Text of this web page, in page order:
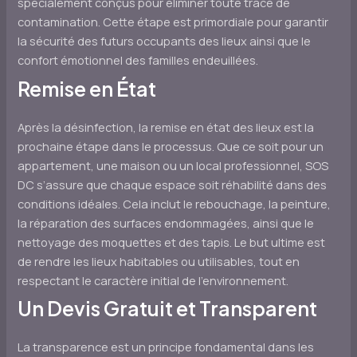
contamination. Cette étape est primordiale pour garantir
la sécurité des futurs occupants des lieux ainsi que le
confort émotionnel des familles endeuillées.
Remise en État
Après la désinfection, la remise en état des lieux est la
prochaine étape dans le processus. Que ce soit pour un
appartement, une maison ou un local professionnel, SOS
DC s’assure que chaque espace soit réhabilité dans des
conditions idéales. Cela inclut le rebouchage, la peinture,
la réparation des surfaces endommagées, ainsi que le
nettoyage des moquettes et des tapis. Le but ultime est
de rendre les lieux habitables ou utilisables, tout en
respectant le caractère initial de l’environnement.
Un Devis Gratuit et Transparent
La transparence est un principe fondamental dans les